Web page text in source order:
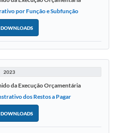
por Função e Subfunção
DOWNLOADS
2023
da Execução Orçamentária
dos Restos a Pagar
DOWNLOADS